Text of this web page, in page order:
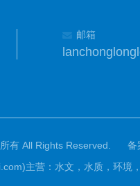
邮箱
有 All Rights Reserved.
备
主营：水文，水质，环境